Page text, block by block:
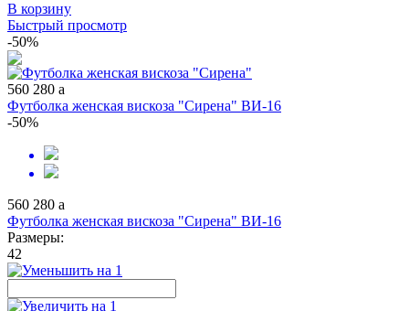
В корзину
Быстрый просмотр
-50%
560 280 a
Футболка женская вискоза "Сирена" ВИ-16
-50%
560 280 a
Футболка женская вискоза "Сирена" ВИ-16
Размеры:
42